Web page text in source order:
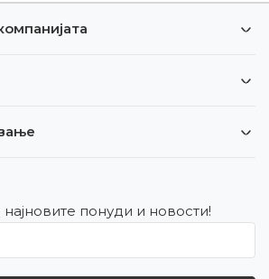
понуди и новости!